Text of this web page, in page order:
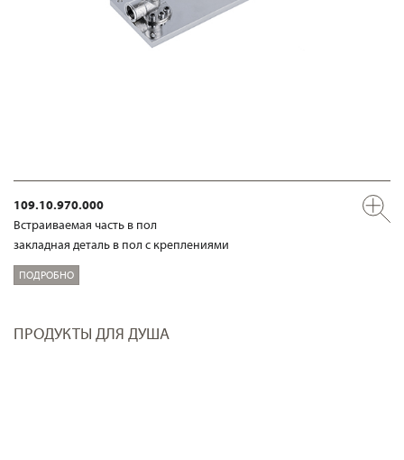
109.10.970.000
Встраиваемая часть в пол
закладная деталь в пол с креплениями
ПОДРОБНО
ПРОДУКТЫ ДЛЯ ДУША